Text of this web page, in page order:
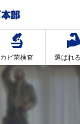
カビ菌検査 選ばれ